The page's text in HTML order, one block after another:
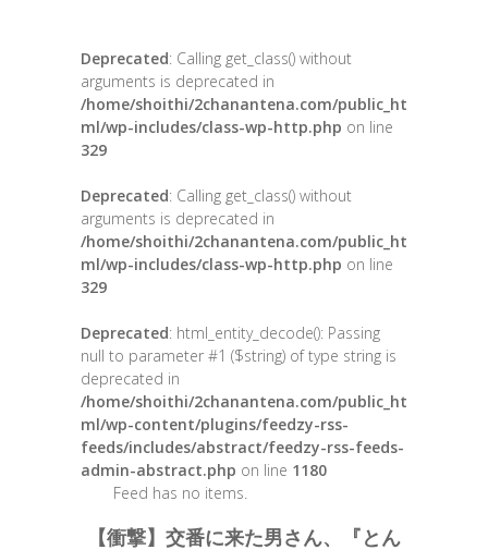
Deprecated: Calling get_class() without
arguments is deprecated in
/home/shoithi/2chanantena.com/public_ht
ml/wp-includes/class-wp-http.php on line
329
Deprecated: Calling get_class() without
arguments is deprecated in
/home/shoithi/2chanantena.com/public_ht
ml/wp-includes/class-wp-http.php on line
329
Deprecated: html_entity_decode(): Passing
null to parameter #1 ($string) of type string is
deprecated in
/home/shoithi/2chanantena.com/public_ht
ml/wp-content/plugins/feedzy-rss-
feeds/includes/abstract/feedzy-rss-feeds-
admin-abstract.php on line 1180
Feed has no items.
【衝撃】交番に来た男さん、『とん